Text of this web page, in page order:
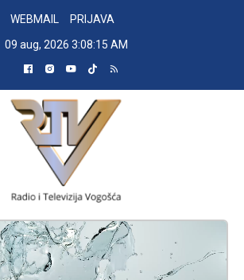
WEBMAIL
PRIJAVA
09 aug, 2026 3:08:16 AM
RADIO TELEVIZIJA VOGOŠĆA